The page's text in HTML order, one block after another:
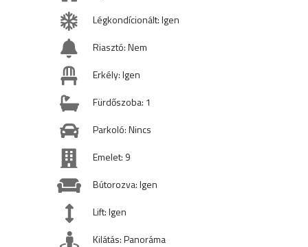
Légkondícionált: Igen
Riasztó: Nem
Erkély: Igen
Fürdőszoba: 1
Parkoló: Nincs
Emelet: 9
Bútorozva: Igen
Lift: Igen
Kilátás: Panoráma